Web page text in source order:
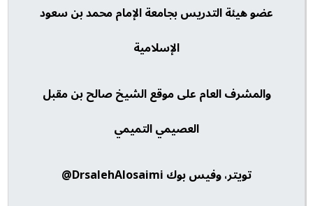
عضو هيئة التدريس بجامعة الإمام محمد بن سعود
الإسلامية
والمشرف العام على موقع الشيخ صالح بن مقبل
العصيمي التميمي
تويتر، وفيس بوك DrsalehAlosaimi@